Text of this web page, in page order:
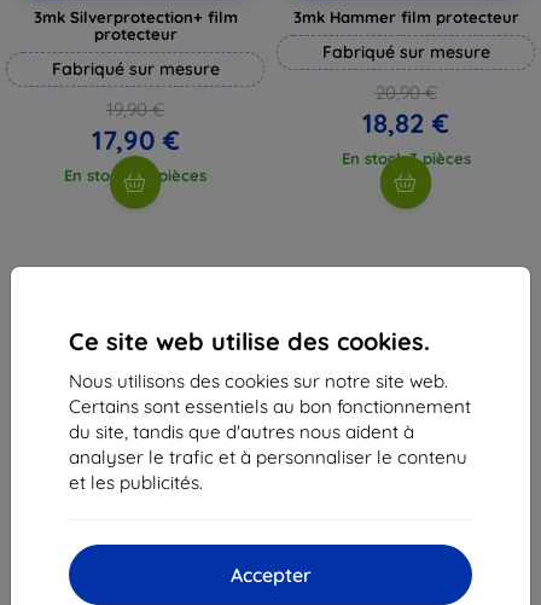
Ce site web utilise des cookies.
Nous utilisons des cookies sur notre site web.
Certains sont essentiels au bon fonctionnement
du site, tandis que d'autres nous aident à
analyser le trafic et à personnaliser le contenu
et les publicités.
Accepter
3mk Silverprotection+ film
protecteur
Fabriqué sur mesure
19,90 €
17,90 €
En stock > 5 pièces
3mk Hammer film protecteur
Fabriqué sur mesure
20,90 €
18,82 €
En stock 3 pièces
Shield-Sk s.r.o.
Ulica Rudolfa Mocka 3750/2A
841 04 Bratislava